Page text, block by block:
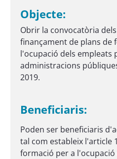
Objecte:
Obrir la convocatòria
finançament de plans de
l'ocupació dels empleats
administracions
2019.
Beneficiaris:
Poden ser beneficiaris
tal com estableix l'article
formació per a l'ocupació